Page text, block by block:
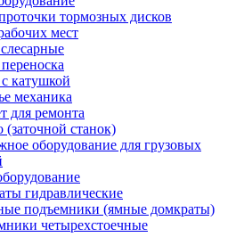
тормозных дисков
мест
катушкой
механика
для ремонта
(заточной станок)
оборудование для грузовых
гидравлические
подъемники (ямные домкраты)
четырехстоечные